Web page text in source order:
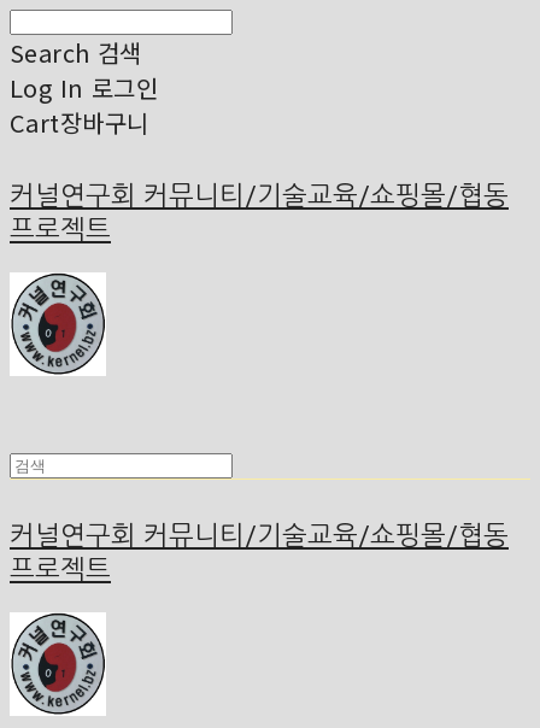
Search 검색
Log In 로그인
Cart장바구니
커널연구회 커뮤니티/기술교육/쇼핑몰/협동
프로젝트
커널연구회 커뮤니티/기술교육/쇼핑몰/협동
프로젝트